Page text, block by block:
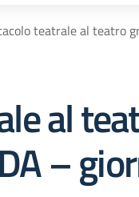
teatrale al teatro
al
–